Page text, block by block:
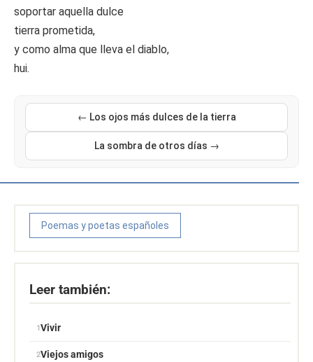
soportar aquella dulce
tierra prometida,
y como alma que lleva el diablo,
hui.
← Los ojos más dulces de la tierra
La sombra de otros días →
Poemas y poetas españoles
Leer también:
Vivir
Viejos amigos